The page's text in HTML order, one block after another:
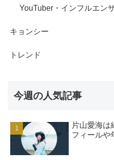
YouTuber・インフルエン
キョンシー
トレンド
今週の人気記事
片山愛海は
フィールや